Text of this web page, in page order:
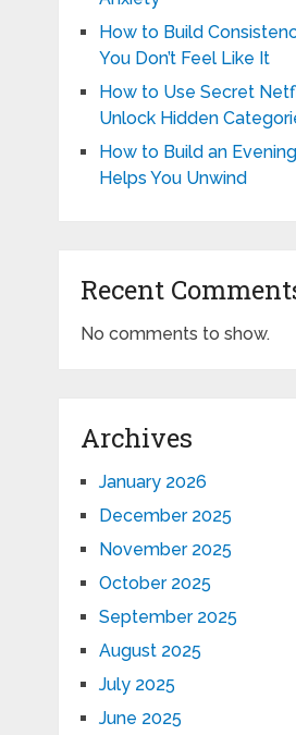
How to Build
You Don’t Feel Like It
How to Use Secret
Unlock Hidden
How to Build an
Helps You Unwind
Recent
No comments to show.
Archives
January 2026
December 2025
November 2025
October 2025
September 2025
August 2025
July 2025
June 2025